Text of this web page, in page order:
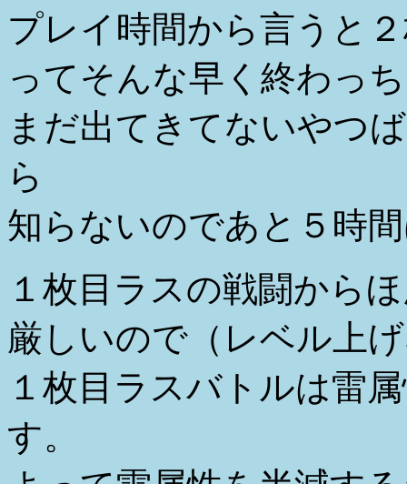
プレイ時間から言うと
ってそんな早く終わっ
まだ出てきてないやつ
ら
知らないのであと５時
１枚目ラスの戦闘から
厳しいので（レベル上
１枚目ラスバトルは雷
す。